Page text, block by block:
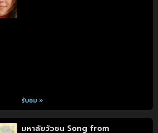
รับชม »
มหาลัยวัวชน Song from